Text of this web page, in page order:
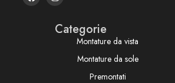
Categorie
Montature da vista
Montature da sole
Premontati